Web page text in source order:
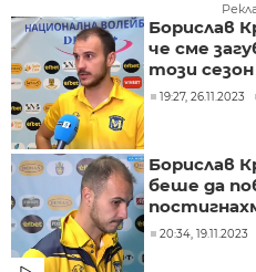
Борислав
че сме
този
19:27, 26.11.2023
Борислав
беше да
20:34, 19.11.2023